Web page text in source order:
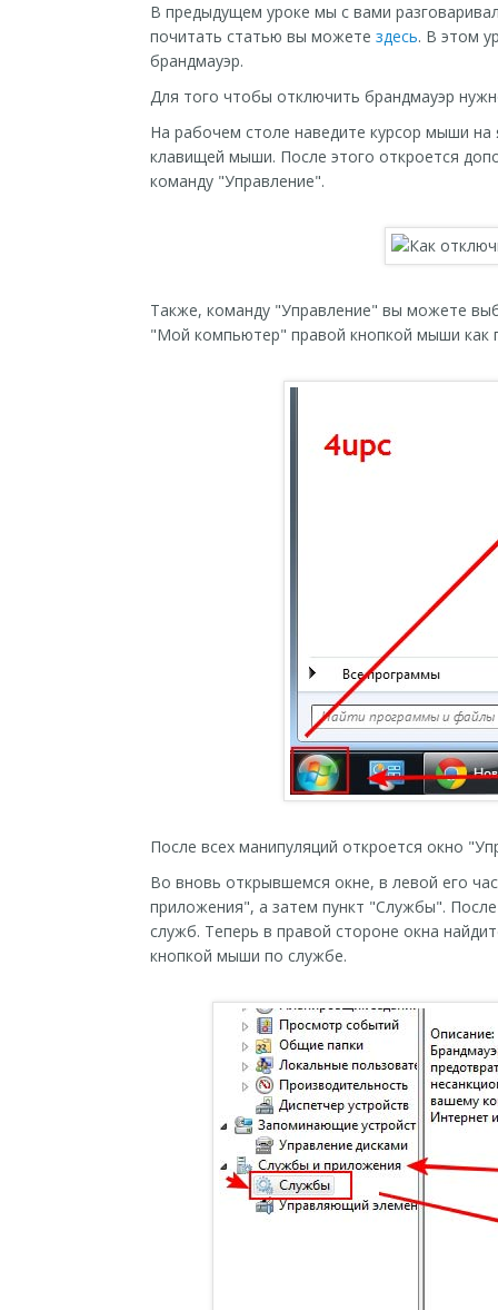
В предыдущем уроке мы с вами
почитать статью вы можете здесь. В этом
брандмауэр.
Для того чтобы отключить брандмауэр
На рабочем столе наведите курсор мыши
клавищей мыши. После этого откроется
команду "Управление".
Также, команду "Управление" вы можете
"Мой компьютер" правой кнопкой мыши как
После всех манипуляций откроется окно
Во вновь открывшемся окне, в левой его
приложения", а затем пункт "Службы".
служб. Теперь в правой стороне окна
кнопкой мыши по службе.